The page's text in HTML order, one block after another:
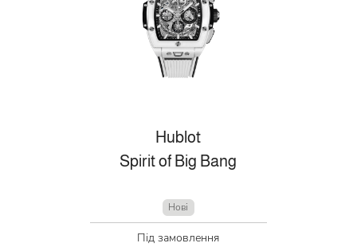
Hublot
Spirit of Big Bang
Нові
Під замовлення